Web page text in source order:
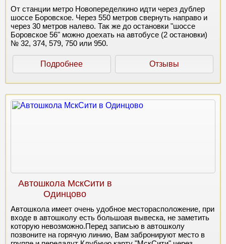
От станции метро Новопеределкино идти через дублер
шоссе Боровское. Через 550 метров свернуть направо и
через 30 метров налево. Так же до остановки "шоссе
Боровское 56" можно доехать на автобусе (2 остановки)
№ 32, 374, 579, 750 или 950.
Подробнее Отзывы
Автошкола МскСити в
Одинцово
Автошкола имеет очень удобное месторасположение, при
входе в автошколу есть большоая вывеска, не заметить
которую невозможно.Перед записью в автошколу
позвоните на горячую линию, Вам забронируют место в